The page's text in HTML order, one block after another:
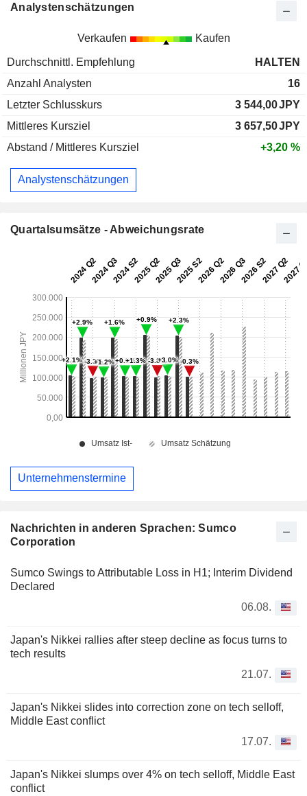
Nachrichten in anderen Sprachen: Sumco
Corporation
Sumco Swings to Attributable Loss in H1; Interim Dividend
Declared
06.08.
Japan's Nikkei rallies after steep decline as focus turns to
tech results
21.07.
Japan's Nikkei slides into correction zone on tech selloff,
Middle East conflict
17.07.
Japan's Nikkei slumps over 4% on tech selloff, Middle East
conflict
Analystenschätzungen
Verkaufen Kaufen
Durchschnittl. Empfehlung
HALTEN
Anzahl Analysten
16
Letzter Schlusskurs
3 544,00JPY
Mittleres Kursziel
3 657,50JPY
Abstand / Mittleres Kursziel
+3,20 %
Analystenschätzungen
Quartalsumsätze - Abweichungsrate
Unternehmenstermine